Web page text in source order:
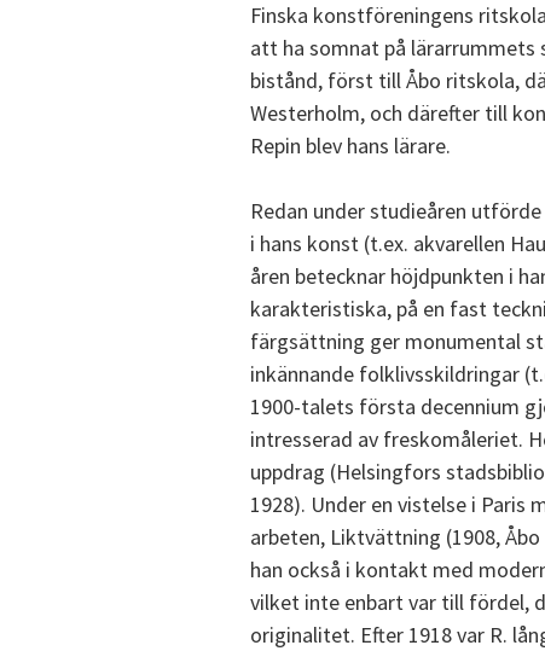
Finska konstföreningens
att ha somnat på lärarrummets
bistånd, först till Åbo ritskola,
Westerholm, och därefter till
Repin blev hans lärare.
Redan under studieåren
i hans konst (t.ex. akvarellen
åren betecknar höjdpunkten i
karakteristiska, på en fast
färgsättning ger monumental
inkännande folklivsskildringar
1900-talets första decennium
intresserad av freskomåleriet.
uppdrag (Helsingfors
1928). Under en vistelse i Paris
arbeten, Liktvättning (1908,
han också i kontakt med
vilket inte enbart var till fördel,
originalitet. Efter 1918 var R.